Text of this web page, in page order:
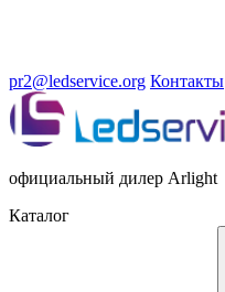
pr2@ledservice.org Контакты
официальный дилер Arlight
Каталог